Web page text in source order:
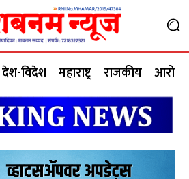
देश-विदेश महाराष्ट्र राजकीय आरोग्य